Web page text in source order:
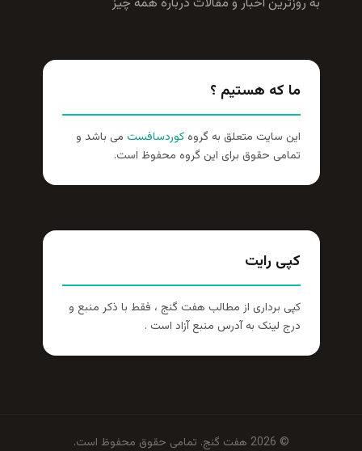
ما که هستیم ؟
این سایت متعلق به گروهکوردسافست می باشد و
تمامی حقوق برای این گروه محفوظ است.
کپی رایت
کپی برداری از مطالب هفت گنج ، فقط با ذکر منبع و
درج لینک به آدرس منبع آزاد است .
© 2026 هفت گنج. تمامی حقوق محفوظ است.